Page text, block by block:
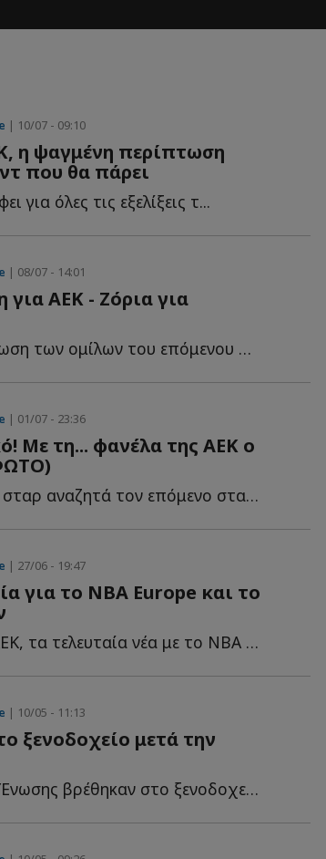
| 10/07 - 09:10
η ψαγμένη περίπτωση
που θα πάρει
για όλες τις εξελίξεις τ...
| 08/07 - 14:01
για ΑΕΚ - Ζόρια για
Ολοκληρώθηκε η κλήρωση των ομίλων του επόμενου BCL με τ...
| 01/07 - 23:36
Με τη... φανέλα της ΑΕΚ ο
Ο Αμερικανός σούπερ σταρ αναζητά τον επόμενο σταθμό τ...
| 27/06 - 19:47
για το ΝΒΑ Europe και το
Τα δεδομένα για την ΑΕΚ, τα τελευταία νέα με το ΝΒΑ Europe κ...
| 10/05 - 11:13
ξενοδοχείο μετά την
Περίπου 50 φίλοι της Ένωσης βρέθηκαν στο ξενοδοχείο π...